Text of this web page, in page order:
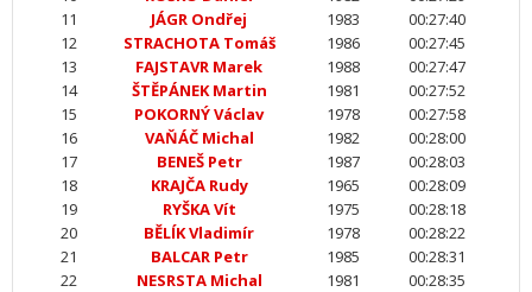
11
JÁGR Ondřej 1983
00:27:40
12
STRACHOTA Tomáš 1986
00:27:45
13
FAJSTAVR Marek 1988
00:27:47
14
ŠTĚPÁNEK Martin 1981
00:27:52
15
POKORNÝ Václav 1978
00:27:58
16
VAŇÁČ Michal 1982
00:28:00
17
BENEŠ Petr 1987
00:28:03
18
KRAJČA Rudy 1965
00:28:09
19
RYŠKA Vít 1975
00:28:18
20
BĚLÍK Vladimír 1978
00:28:22
21
BALCAR Petr 1985
00:28:31
22
NESRSTA Michal 1981
00:28:35